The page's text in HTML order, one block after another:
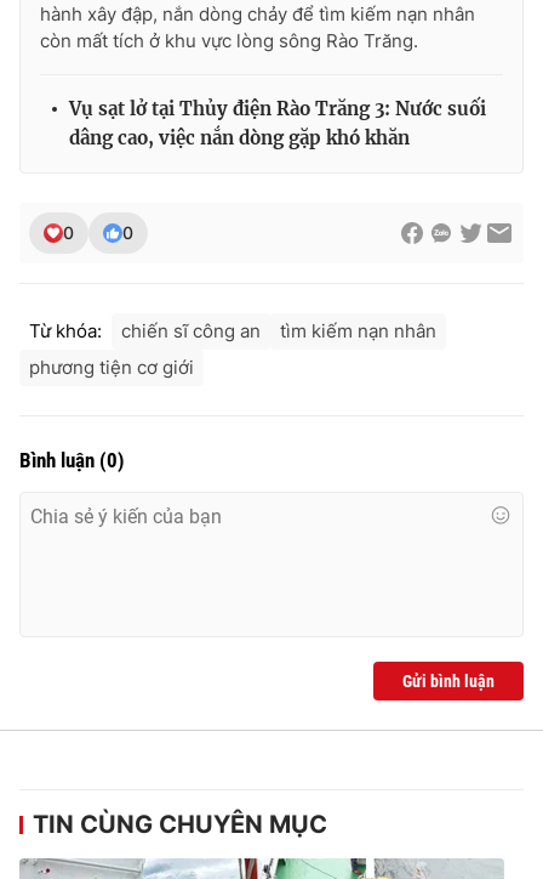
hành xây đập, nắn dòng chảy để tìm kiếm nạn nhân
còn mất tích ở khu vực lòng sông Rào Trăng.
Vụ sạt lở tại Thủy điện Rào Trăng 3: Nước suối
dâng cao, việc nắn dòng gặp khó khăn
0 0
Từ khóa: chiến sĩ công an
tìm kiếm nạn nhân
phương tiện cơ giới
Bình luận (0)
Gửi bình luận
TIN CÙNG CHUYÊN MỤC